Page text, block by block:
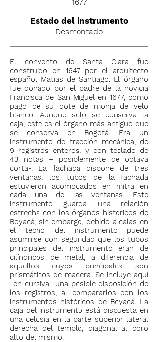
1677
Estado del instrumento
Desmontado
El convento de Santa Clara fue
construido en 1647 por el arquitecto
español Matías de Santiago. El órgano
fue donado por el padre de la novicia
Francisca de San Miguel en 1677, como
pago de su dote de monja de velo
blanco. Aunque solo se conserva la
caja, este es el órgano más antiguo que
se conserva en Bogotá. Era un
instrumento de tracción mecánica, de
9 registros enteros, y con teclado de
43 notas – posiblemente de octava
corta-. La fachada dispone de tres
ventanas, los tubos de la fachada
estuvieron acomodados en mitra en
cada una de las ventanas. Este
instrumento guarda una relación
estrecha con los órganos históricos de
Boyacá, sin embargo, debido a calas en
el techo del instrumento puede
asumirse con seguridad que los tubos
principales del instrumento eran de
cilíndricos de metal, a diferencia de
aquellos cuyos principales son
prismáticos de madera. Se incluye aquí
-en cursiva- una posible disposición de
los registros, al compararlos con los
instrumentos históricos de Boyacá. La
caja del instrumento está dispuesta en
una celosía en la parte superior lateral
derecha del templo, diagonal al coro
alto del mismo.